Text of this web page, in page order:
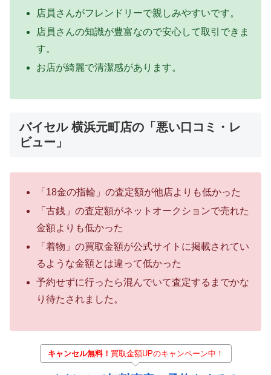
店員さんがフレンドリーで親しみやすいです。
店員さんの知識が豊富なので安心して取引できま
す。
お店が綺麗で清潔感があります。
バイセル 横浜元町店の「悪い口コミ・レ
ビュー」
「18金の指輪」の査定額が他店よりも低かった
「古銭」の査定額がネットオークションで売れた
金額よりも低かった
「着物」の買取金額が公式サイトに掲載されてい
るような金額とは違って低かった
予約せずに行ったら混んでいて査定するまでかな
り待たされました。
キャンセル無料！ 買取金額UPのキャンペーン中！